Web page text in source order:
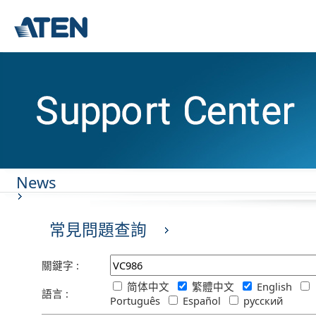
News
常見問題查詢
關鍵字 :
語言 :
简体中文 繁體中文 English
Português
Español русский